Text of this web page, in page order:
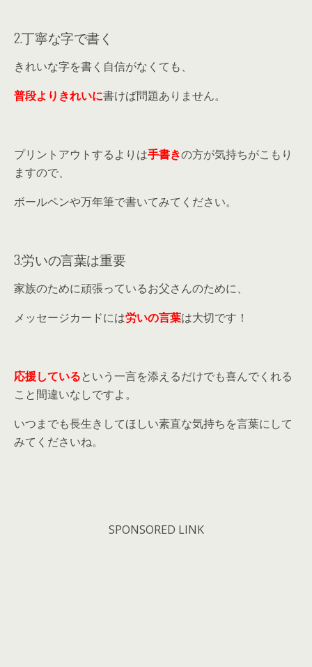
2.丁寧な字で書く
きれいな字を書く自信がなくても、
普段よりきれいに書けば問題ありません。
プリントアウトするよりは手書きの方が気持ちがこもり
ますので、
ボールペンや万年筆で書いてみてください。
3.労いの言葉は重要
家族のために頑張っているお父さんのために、
メッセージカードには労いの言葉は大切です！
応援しているという一言を添えるだけでも喜んでくれる
こと間違いなしですよ。
いつまでも長生きしてほしい素直な気持ちを言葉にして
みてくださいね。
SPONSORED LINK